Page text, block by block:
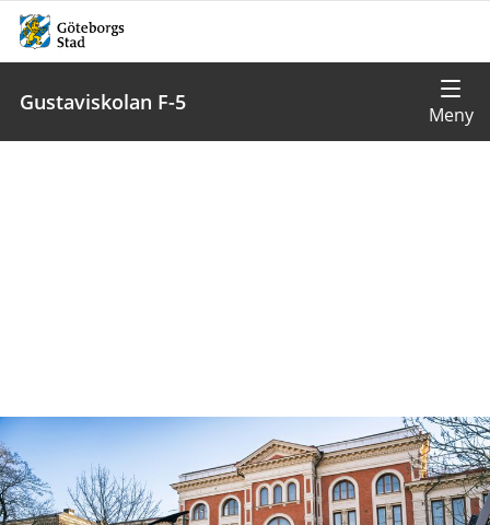
Gustaviskolan F-5